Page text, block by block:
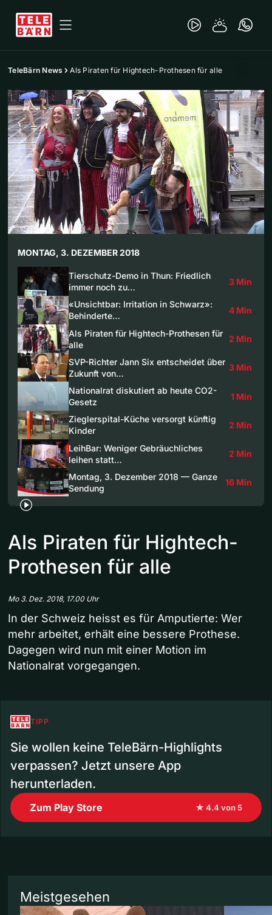
TeleBärn News Als Piraten für Hightech-Prothesen für alle
MONTAG, 3. DEZEMBER 2018
Tierschutz-Demo in Thun: Friedlich
immer noch zu…
3 Min
«Unsichtbar: Irritation in Schwarz»:
Behinderte…
4 Min
Als Piraten für Hightech-Prothesen für
alle
2 Min
SVP-Richter Jann Six entscheidet über
Zukunft von…
3 Min
Nationalrat diskutiert ab heute CO2-
Gesetz
1 Min
Zieglerspital-Küche versorgt künftig
Kinder
2 Min
LeihBar: Weniger Gebräuchliches
leihen statt…
2 Min
Montag, 3. Dezember 2018 — Ganze
Sendung
16 Min
Als Piraten für Hightech-
Prothesen für alle
Mo 3. Dez. 2018, 17.00 Uhr
In der Schweiz heisst es für Amputierte: Wer
mehr arbeitet, erhält eine bessere Prothese.
Dagegen wird nun mit einer Motion im
Nationalrat vorgegangen.
TIPP
Sie wollen keine TeleBärn-Highlights
verpassen? Jetzt unsere App
herunterladen.
Zum Play Store ★ 4.4 von 5
Meistgesehen